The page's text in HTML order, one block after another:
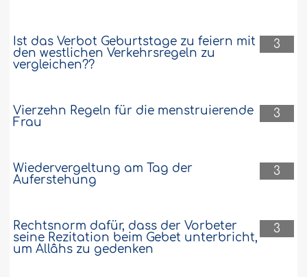
3
Ist das Verbot Geburtstage zu feiern mit
den westlichen Verkehrsregeln zu
vergleichen??
3
Vierzehn Regeln für die menstruierende
Frau
3
Wiedervergeltung am Tag der
Auferstehung
3
Rechtsnorm dafür, dass der Vorbeter
seine Rezitation beim Gebet unterbricht,
um Allâhs zu gedenken